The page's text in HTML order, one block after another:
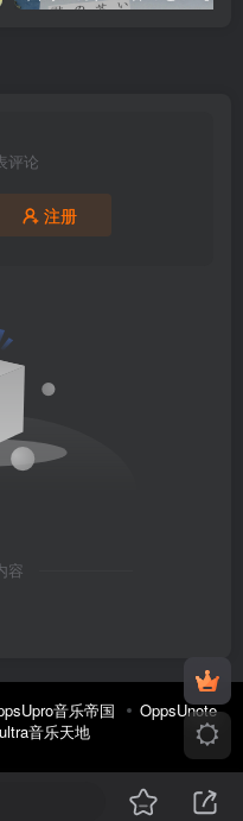
评论
注册
容
音乐帝国
OppsUnote
音乐天地